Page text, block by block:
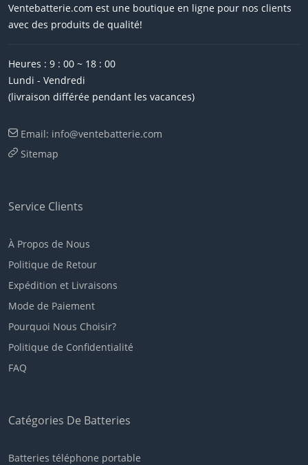
Ventebatterie.com est une boutique en ligne pour nos clients
avec des produits de qualité!
Heures : 9 : 00 ~ 18 : 00
Lundi - Vendredi
(livraison différée pendant les vacances)
Email: info@ventebatterie.com
Sitemap
Service Clients
À Propos de Nous
Politique de Retour
Expédition et Livraisons
Mode de Paiement
Pourquoi Nous Choisir?
Politique de Confidentialité
FAQ
Catégories De Batteries
Batteries téléphone portable